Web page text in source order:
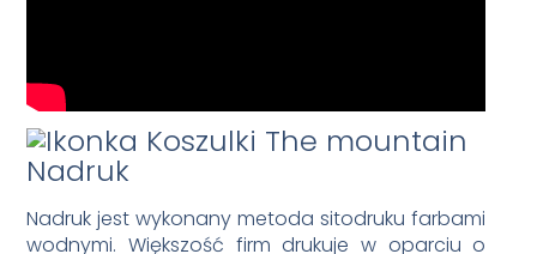
Nadruk
Nadruk jest wykonany metoda sitodruku farbami
wodnymi. Większość firm drukuje w oparciu o